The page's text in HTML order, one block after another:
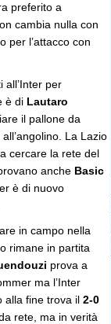
preferito a
cambia nulla con
per l’attacco con
all’Inter per
è di Lautaro
il pallone da
La Lazio
cercare la rete del
anche Basic
è di nuovo
in campo nella
rimane in partita
prova a
ma l’Inter
alla fine trova il 2-0
rete, ma in verità